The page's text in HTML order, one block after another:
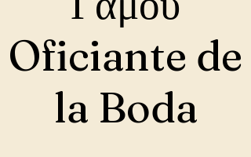
Oficiante de
la Boda